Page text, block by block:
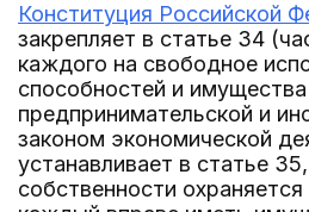
Конституция Российской
закрепляет в статье 34
каждого на свободное
способностей и
предпринимательской и
законом экономической
устанавливает в статье
собственности